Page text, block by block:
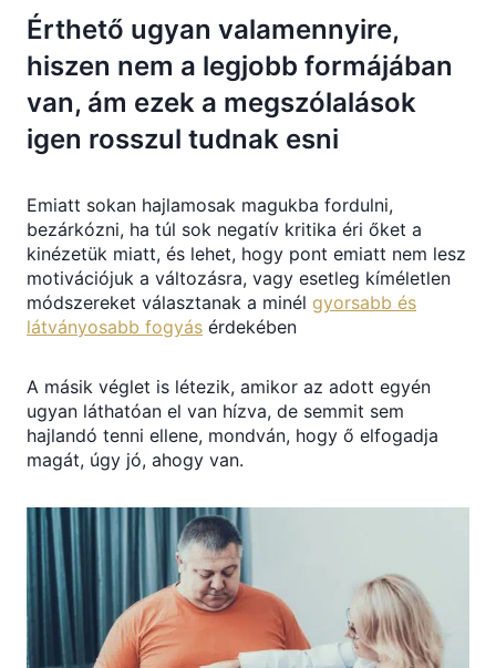
Érthető ugyan valamennyire,
hiszen nem a legjobb formájában
van, ám ezek a megszólalások
igen rosszul tudnak esni
Emiatt sokan hajlamosak magukba fordulni,
bezárkózni, ha túl sok negatív kritika éri őket a
kinézetük miatt, és lehet, hogy pont emiatt nem lesz
motivációjuk a változásra, vagy esetleg kíméletlen
módszereket választanak a minél gyorsabb és
látványosabb fogyás érdekében
A másik véglet is létezik, amikor az adott egyén
ugyan láthatóan el van hízva, de semmit sem
hajlandó tenni ellene, mondván, hogy ő elfogadja
magát, úgy jó, ahogy van.